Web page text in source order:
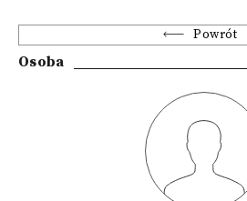
Powrót
Osoba